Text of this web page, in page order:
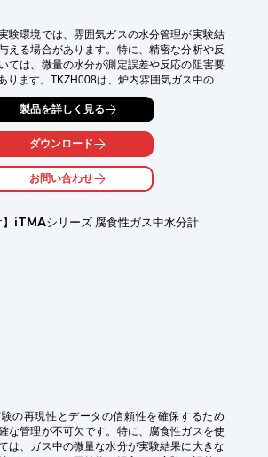
験環境では、雰囲気ガスの水分管理が実験結
える場合があります。特に、精密な分析や反
ては、微量の水分が測定誤差や反応の阻害要
ります。TKZH008は、炉内雰囲気ガス中の水
、安定した実験環境を提供します。フィルタ
置、オートドレン装置を内蔵したオールイン
運びも容易です。
護
製品を詳しく見る
ダウンロード
お問い合わせ
】iTMAシリーズ 腐食性ガス中水分計
の再現性とデータの信頼性を確保するため
な管理が不可欠です。特に、腐食性ガスを使
は、ガス中の微量な水分が実験結果に大きな